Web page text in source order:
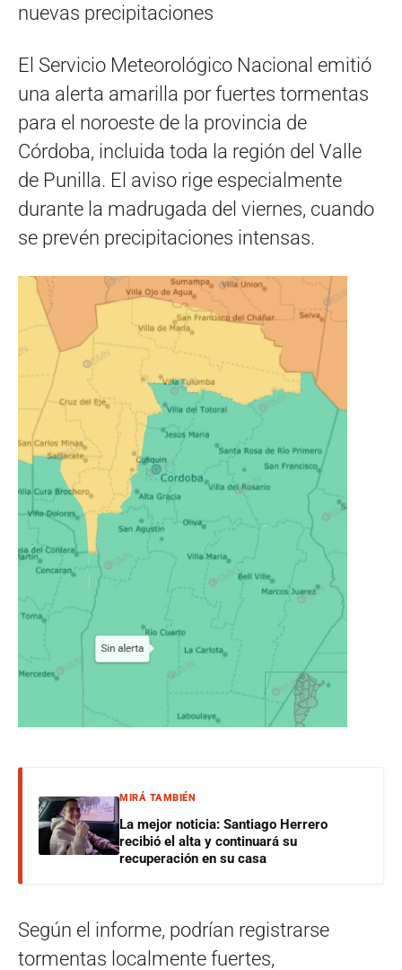
nuevas precipitaciones
El Servicio Meteorológico Nacional emitió
una alerta amarilla por fuertes tormentas
para el noroeste de la provincia de
Córdoba, incluida toda la región del Valle
de Punilla. El aviso rige especialmente
durante la madrugada del viernes, cuando
se prevén precipitaciones intensas.
MIRÁ TAMBIÉN
La mejor noticia: Santiago Herrero
recibió el alta y continuará su
recuperación en su casa
Según el informe, podrían registrarse
tormentas localmente fuertes,